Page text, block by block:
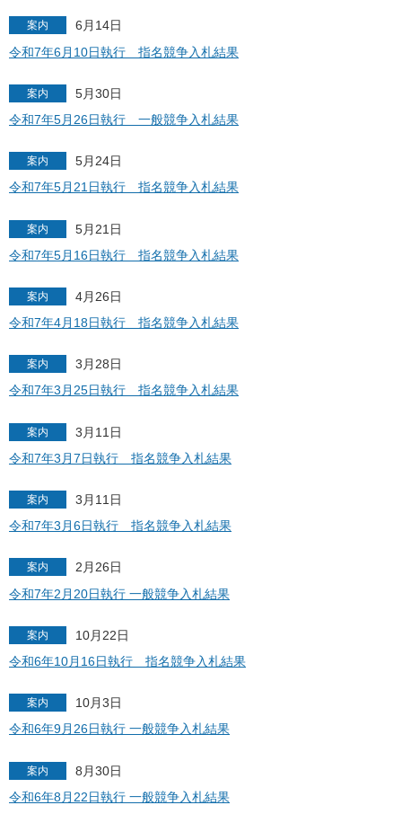
案内
6月14日
令和7年6月10日執行 指名競争入札結果
案内
5月30日
令和7年5月26日執行 一般競争入札結果
案内
5月24日
令和7年5月21日執行 指名競争入札結果
案内
5月21日
令和7年5月16日執行 指名競争入札結果
案内
4月26日
令和7年4月18日執行 指名競争入札結果
案内
3月28日
令和7年3月25日執行 指名競争入札結果
案内
3月11日
令和7年3月7日執行 指名競争入札結果
案内
3月11日
令和7年3月6日執行 指名競争入札結果
案内
2月26日
令和7年2月20日執行 一般競争入札結果
案内
10月22日
令和6年10月16日執行 指名競争入札結果
案内
10月3日
令和6年9月26日執行 一般競争入札結果
案内
8月30日
令和6年8月22日執行 一般競争入札結果